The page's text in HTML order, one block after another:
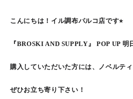
こんにちは！イル調布パルコ店です⭐︎
『BROSKI AND SUPPLY』 POP UP 明
購入していただいた方には、ノベルテ
ぜひお立ち寄り下さい！